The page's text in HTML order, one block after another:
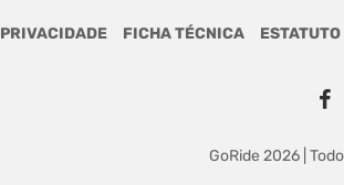
PRIVACIDADE FICHA TÉCNICA
GoRide 2026 |